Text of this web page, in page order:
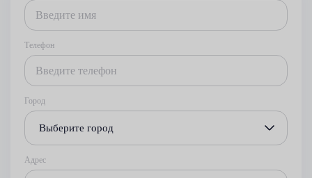
Телефон
Город
Выберите город
Адрес